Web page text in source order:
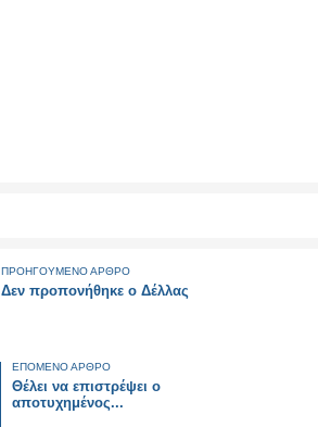
ΠΡΟΗΓΟΥΜΕΝΟ ΑΡΘΡΟ
Δεν προπονήθηκε ο Δέλλας
ΕΠΟΜΕΝΟ ΑΡΘΡΟ
Θέλει να επιστρέψει ο
αποτυχημένος...